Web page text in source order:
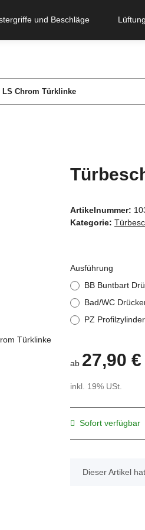
und Beschläge
Chrom Türklinke
Artikelnummer:
Kategorie:
Ausführung
BB Buntbart
Bad/WC
PZ
ab 27,90 €
inkl. 19% USt.
Sofort verfügbar
x
Dieser Artikel